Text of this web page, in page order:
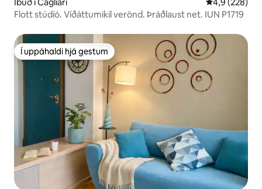
Flott stúdíó. Víðáttumikil verönd. Þráðlaust net. IUN P1719
Í uppáhaldi hjá gestum
Í uppáhaldi hjá gestum